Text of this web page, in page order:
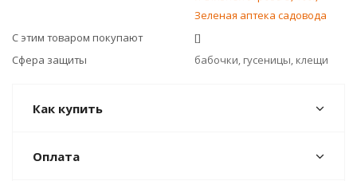
Зеленая аптека садовода
С этим товаром покупают
[]
Сфера защиты
бабочки, гусеницы, клещи
Как купить
Оплата